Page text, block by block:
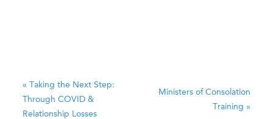
« Taking the Next Step:
Through COVID &
Relationship Losses
Ministers of Consolation
Training »